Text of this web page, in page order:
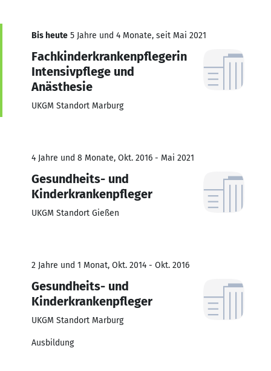
Bis heute 5 Jahre und 4 Monate, seit Mai 2021
Fachkinderkrankenpflegerin
Intensivpflege und
Anästhesie
UKGM Standort Marburg
4 Jahre und 8 Monate, Okt. 2016 - Mai 2021
Gesundheits- und
Kinderkrankenpfleger
UKGM Standort Gießen
2 Jahre und 1 Monat, Okt. 2014 - Okt. 2016
Gesundheits- und
Kinderkrankenpfleger
UKGM Standort Marburg
Ausbildung